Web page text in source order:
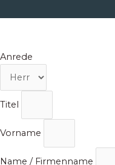
Inhalt
Anrede
Titel
Vorname
Name / Firmenname